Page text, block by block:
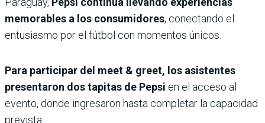
memorables a los consumidores, conectando el
entusiasmo por el fútbol con momentos únicos.
Para participar del meet & greet, los asistentes
presentaron dos tapitas de Pepsi en el acceso al
evento, donde ingresaron hasta completar la capacidad
prevista.